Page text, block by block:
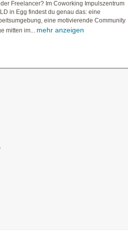
Freelancer? Im Coworking Impulszentrum
in Egg findest du genau das: eine
eine motivierende Community
mitten im... mehr anzeigen